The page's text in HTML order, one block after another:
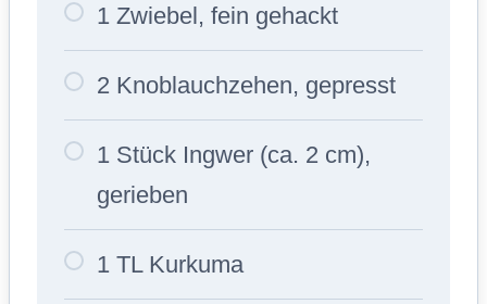
1 Zwiebel, fein gehackt
2 Knoblauchzehen, gepresst
1 Stück Ingwer (ca. 2 cm),
gerieben
1 TL Kurkuma